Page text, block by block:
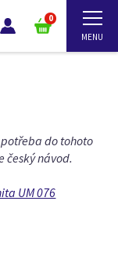
0
do tohoto
český návod.
UM 076